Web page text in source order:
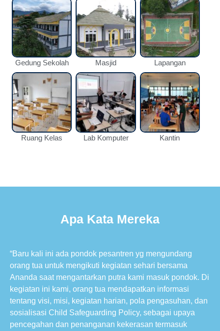
Gedung Sekolah Masjid Lapangan
Ruang Kelas Lab Komputer Kantin
Apa Kata Mereka
“Baru kali ini ada pondok pesantren yg mengundang
orang tua untuk mengikuti kegiatan sehari bersama
Ananda saat mengantarkan putra kami masuk pondok. Di
kegiatan ini kami, orang tua mendapatkan informasi
tentang visi, misi, kegiatan harian, pola pengasuhan, dan
sosialisasi Child Safeguarding Policy, sebagai upaya
pencegahan dan penanganan kekerasan termasuk